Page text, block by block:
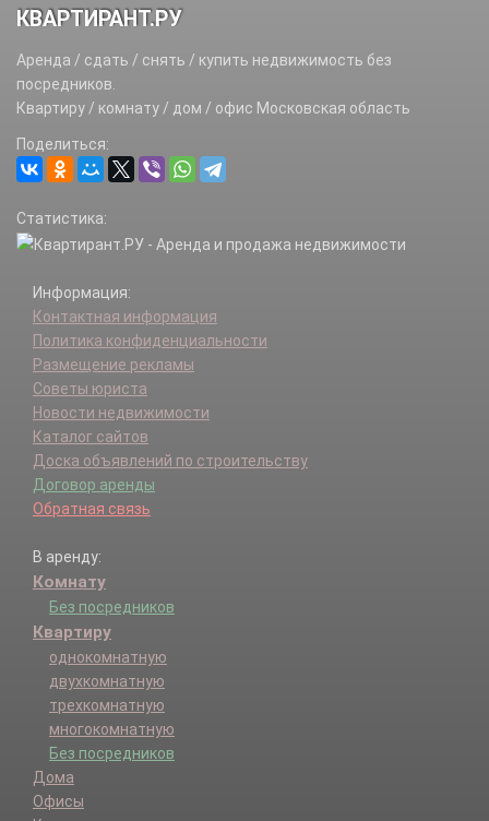
КВАРТИРАНТ.РУ
Аренда / сдать / снять / купить недвижимость без
посредников.
Квартиру / комнату / дом / офис Московская область
Поделиться:
Статистика:
Информация:
Контактная информация
Политика конфиденциальности
Размещение рекламы
Советы юриста
Новости недвижимости
Каталог сайтов
Доска объявлений по строительству
Договор аренды
Обратная связь
В аренду:
Комнату
Без посредников
Квартиру
однокомнатную
двухкомнатную
трехкомнатную
многокомнатную
Без посредников
Дома
Офисы